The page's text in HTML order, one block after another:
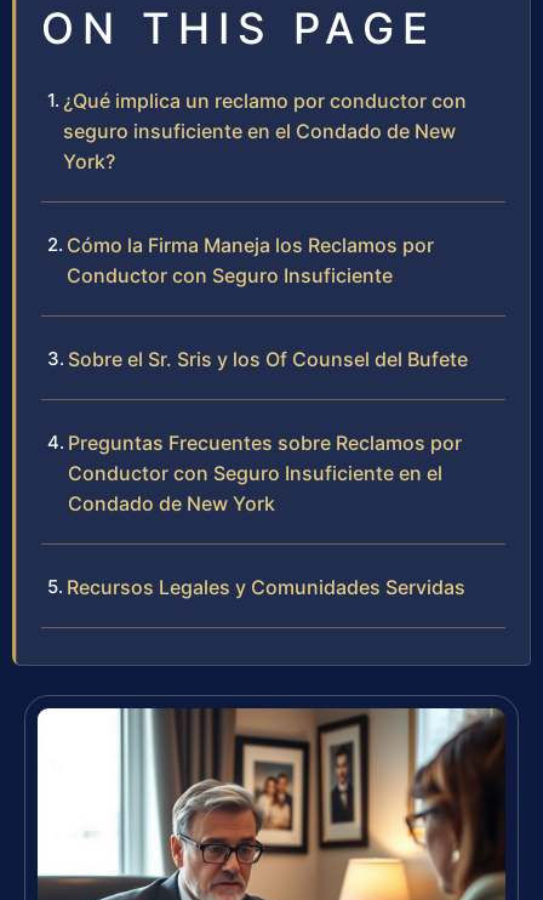
ON THIS PAGE
¿Qué implica un reclamo por conductor con
seguro insuficiente en el Condado de New
York?
Cómo la Firma Maneja los Reclamos por
Conductor con Seguro Insuficiente
Sobre el Sr. Sris y los Of Counsel del Bufete
Preguntas Frecuentes sobre Reclamos por
Conductor con Seguro Insuficiente en el
Condado de New York
Recursos Legales y Comunidades Servidas